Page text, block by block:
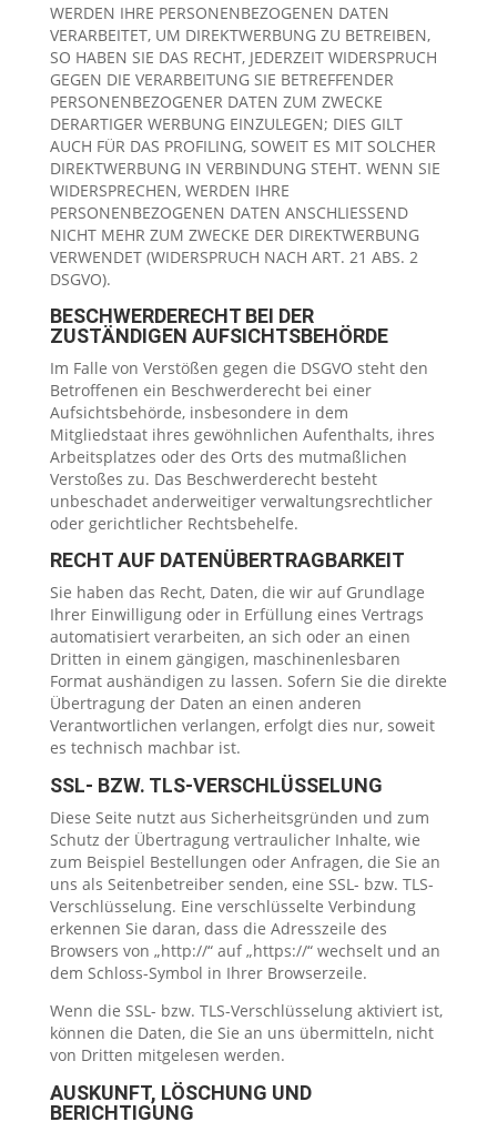
WERDEN IHRE PERSONENBEZOGENEN DATEN
VERARBEITET, UM DIREKTWERBUNG ZU BETREIBEN,
SO HABEN SIE DAS RECHT, JEDERZEIT WIDERSPRUCH
GEGEN DIE VERARBEITUNG SIE BETREFFENDER
PERSONENBEZOGENER DATEN ZUM ZWECKE
DERARTIGER WERBUNG EINZULEGEN; DIES GILT
AUCH FÜR DAS PROFILING, SOWEIT ES MIT SOLCHER
DIREKTWERBUNG IN VERBINDUNG STEHT. WENN SIE
WIDERSPRECHEN, WERDEN IHRE
PERSONENBEZOGENEN DATEN ANSCHLIESSEND
NICHT MEHR ZUM ZWECKE DER DIREKTWERBUNG
VERWENDET (WIDERSPRUCH NACH ART. 21 ABS. 2
DSGVO).
BESCHWERDERECHT BEI DER
ZUSTÄNDIGEN AUFSICHTSBEHÖRDE
Im Falle von Verstößen gegen die DSGVO steht den
Betroffenen ein Beschwerderecht bei einer
Aufsichtsbehörde, insbesondere in dem
Mitgliedstaat ihres gewöhnlichen Aufenthalts, ihres
Arbeitsplatzes oder des Orts des mutmaßlichen
Verstoßes zu. Das Beschwerderecht besteht
unbeschadet anderweitiger verwaltungsrechtlicher
oder gerichtlicher Rechtsbehelfe.
RECHT AUF DATENÜBERTRAGBARKEIT
Sie haben das Recht, Daten, die wir auf Grundlage
Ihrer Einwilligung oder in Erfüllung eines Vertrags
automatisiert verarbeiten, an sich oder an einen
Dritten in einem gängigen, maschinenlesbaren
Format aushändigen zu lassen. Sofern Sie die direkte
Übertragung der Daten an einen anderen
Verantwortlichen verlangen, erfolgt dies nur, soweit
es technisch machbar ist.
SSL- BZW. TLS-VERSCHLÜSSELUNG
Diese Seite nutzt aus Sicherheitsgründen und zum
Schutz der Übertragung vertraulicher Inhalte, wie
zum Beispiel Bestellungen oder Anfragen, die Sie an
uns als Seitenbetreiber senden, eine SSL- bzw. TLS-
Verschlüsselung. Eine verschlüsselte Verbindung
erkennen Sie daran, dass die Adresszeile des
Browsers von „http://“ auf „https://“ wechselt und an
dem Schloss-Symbol in Ihrer Browserzeile.
Wenn die SSL- bzw. TLS-Verschlüsselung aktiviert ist,
können die Daten, die Sie an uns übermitteln, nicht
von Dritten mitgelesen werden.
AUSKUNFT, LÖSCHUNG UND
BERICHTIGUNG